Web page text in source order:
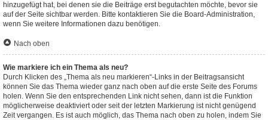
hinzugefügt hat, bei denen sie die Beiträge erst begutachten möchte, bevor sie
auf der Seite sichtbar werden. Bitte kontaktieren Sie die Board-Administration,
wenn Sie weitere Informationen dazu benötigen.
Nach oben
Wie markiere ich ein Thema als neu?
Durch Klicken des „Thema als neu markieren“-Links in der Beitragsansicht
können Sie das Thema wieder ganz nach oben auf die erste Seite des Forums
holen. Wenn Sie den entsprechenden Link nicht sehen, dann ist die Funktion
möglicherweise deaktiviert oder seit der letzten Markierung ist nicht genügend
Zeit vergangen. Es ist auch möglich, das Thema nach oben zu holen, indem Sie